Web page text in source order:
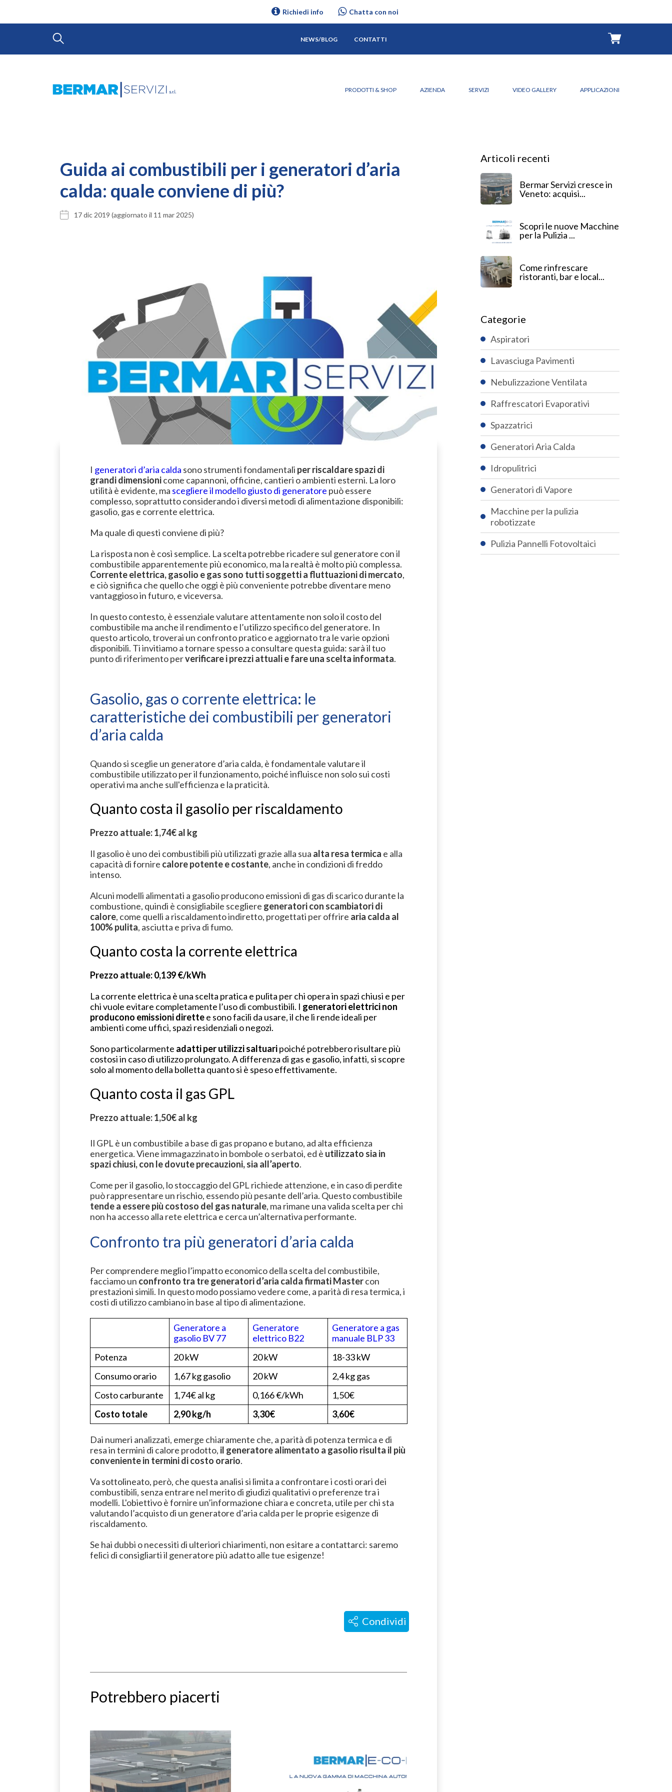
Richiedi info Chatta con noi
NEWS/BLOG CONTATTI
PRODOTTI & SHOP AZIENDA SERVIZI VIDEO GALLERY APPLICAZIONI
Guida ai combustibili per i generatori d’aria
calda: quale conviene di più?
17 dic 2019 (aggiornato il 11 mar 2025)
I generatori d’aria calda sono strumenti fondamentali per riscaldare spazi di
grandi dimensionicome capannoni, officine, cantieri o ambienti esterni. La loro
utilità è evidente, ma scegliere il modello giusto di generatore può essere
complesso, soprattutto considerando i diversi metodi di alimentazione disponibili:
gasolio, gas e corrente elettrica.
Ma quale di questi conviene di più?
La risposta non è così semplice. La scelta potrebbe ricadere sul generatore con il
combustibile apparentemente più economico, ma la realtà è molto più complessa.
Corrente elettrica, gasolio e gas sono tutti soggetti a fluttuazioni di mercato,
e ciò significa che quello che oggi è più conveniente potrebbe diventare meno
vantaggioso in futuro, e viceversa.
In questo contesto, è essenziale valutare attentamente non solo il costo del
combustibile ma anche il rendimento e l’utilizzo specifico del generatore. In
questo articolo, troverai un confronto pratico e aggiornato tra le varie opzioni
disponibili. Ti invitiamo a tornare spesso a consultare questa guida: sarà il tuo
punto di riferimento perverificare i prezzi attuali e fare una scelta informata.
Gasolio, gas o corrente elettrica: le
caratteristiche dei combustibili per generatori
d’aria calda
Quando si sceglie un generatore d’aria calda, è fondamentale valutare il
combustibile utilizzato per il funzionamento, poiché influisce non solo sui costi
operativi ma anche sull'efficienza e la praticità.
Quanto costa il gasolio per riscaldamento
Prezzo attuale: 1,74€ al kg
Il gasolio è uno dei combustibili più utilizzati grazie alla sua alta resa termica e alla
capacità di fornire calore potente e costante, anche in condizioni di freddo
intenso.
Alcuni modelli alimentati a gasolio producono emissioni di gas di scarico durante la
combustione, quindi è consigliabile scegliere generatori con scambiatori di
calore, come quelli a riscaldamento indiretto, progettati per offrire aria calda al
100% pulita, asciutta e priva di fumo.
Quanto costa la corrente elettrica
Prezzo attuale: 0,139 €/kWh
La corrente elettrica è una scelta pratica e pulita per chi opera in spazi chiusi e per
chi vuole evitare completamente l’uso di combustibili. I generatori elettrici non
producono emissioni direttee sono facili da usare, il che li rende ideali per
ambienti come uffici, spazi residenziali o negozi.
Sono particolarmente adatti per utilizzi saltuaripoiché potrebbero risultare più
costosi in caso di utilizzo prolungato. A differenza di gas e gasolio, infatti, si scopre
solo al momento della bolletta quanto si è speso effettivamente.
Quanto costa il gas GPL
Prezzo attuale: 1,50€ al kg
Il GPL è un combustibile a base di gas propano e butano, ad alta efficienza
energetica. Viene immagazzinato in bombole o serbatoi, ed è utilizzato sia in
spazi chiusi, con le dovute precauzioni, sia all’aperto.
Come per il gasolio, lo stoccaggio del GPL richiede attenzione, e in caso di perdite
può rappresentare un rischio, essendo più pesante dell’aria. Questo combustibile
tende a essere più costoso del gas naturale, ma rimane una valida scelta per chi
non ha accesso alla rete elettrica e cerca un’alternativa performante.
Confronto tra più generatori d’aria calda
Per comprendere meglio l’impatto economico della scelta del combustibile,
facciamo un confronto tra tre generatori d’aria calda firmati Mastercon
prestazioni simili. In questo modo possiamo vedere come, a parità di resa termica, i
costi di utilizzo cambiano in base al tipo di alimentazione.
Generatore a
gasolio BV 77
Generatore
elettrico B22
Generatore a gas
manuale BLP 33
Potenza
20 kW 20 kW
18-33 kW
Consumo orario
1,67 kg gasolio 20 kW
2,4 kg gas
Costo carburante
1,74€ al kg 0,166 €/kWh
1,50€
Costo totale
2,90 kg/h 3,30€ 3,60€
Dai numeri analizzati, emerge chiaramente che, a parità di potenza termica e di
resa in termini di calore prodotto, il generatore alimentato a gasolio risulta il più
conveniente in termini di costo orario.
Va sottolineato, però, che questa analisi si limita a confrontare i costi orari dei
combustibili, senza entrare nel merito di giudizi qualitativi o preferenze tra i
modelli. L'obiettivo è fornire un’informazione chiara e concreta, utile per chi sta
valutando l’acquisto di un generatore d’aria calda per le proprie esigenze di
riscaldamento.
Se hai dubbi o necessiti di ulteriori chiarimenti, non esitare a contattarci: saremo
felici di consigliarti il generatore più adatto alle tue esigenze!
Condividi
Potrebbero piacerti
Articoli recenti
Bermar Servizi cresce in
Veneto: acquisi...
Scopri le nuove Macchine
per la Pulizia ...
Come rinfrescare
ristoranti, bar e local...
Categorie
Aspiratori
Lavasciuga Pavimenti
Nebulizzazione Ventilata
Raffrescatori Evaporativi
Spazzatrici
Generatori Aria Calda
Idropulitrici
Generatori di Vapore
Macchine per la pulizia
robotizzate
Pulizia Pannelli Fotovoltaici